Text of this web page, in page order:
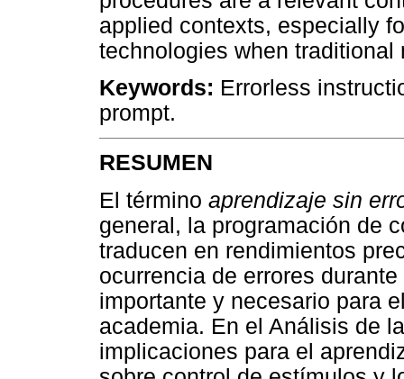
applied contexts, especially
technologies when traditional
Keywords: Errorless
prompt.
RESUMEN
El término aprendizaje sin
general, la programación de
traducen en rendimientos
ocurrencia de errores
importante y necesario para
academia. En el Análisis de
implicaciones para el